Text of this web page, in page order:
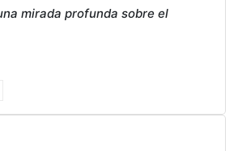
mirada profunda sobre el